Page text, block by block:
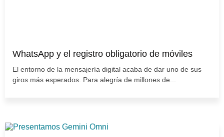
WhatsApp y el registro obligatorio de móviles
El entorno de la mensajería digital acaba de dar uno de sus
giros más esperados. Para alegría de millones de...